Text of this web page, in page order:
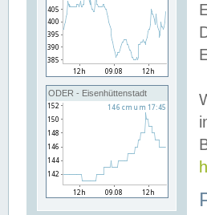
ODER - Eisenhüttenstadt